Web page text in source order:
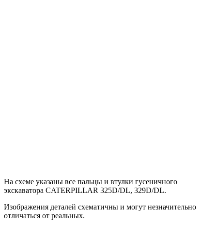
На схеме указаны все пальцы и втулки гусеничного
экскаватора CATERPILLAR 325D/DL, 329D/DL.
Изображения деталей схематичны и могут незначительно
отличаться от реальных.